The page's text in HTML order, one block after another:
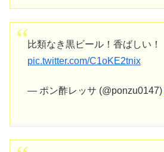
比類なき黒ビール！香ばしい！
pic.twitter.com/C1oKE2tnix
— ポン酢レッサ (@ponzu0147)